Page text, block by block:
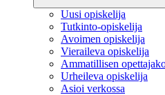
Uusi opiskelija
Tutkinto-opiskelija
Avoimen opiskelija
Vieraileva opiskelija
Ammatillisen
Urheileva opiskelija
Asioi verkossa